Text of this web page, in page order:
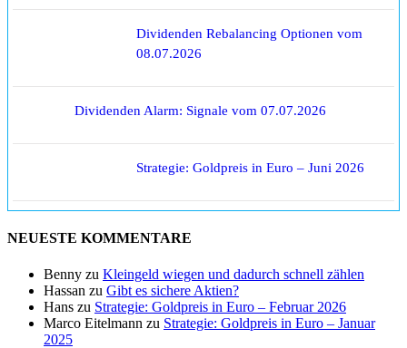
Dividenden Rebalancing Optionen vom
08.07.2026
Dividenden Alarm: Signale vom 07.07.2026
Strategie: Goldpreis in Euro – Juni 2026
NEUESTE KOMMENTARE
Benny zu Kleingeld wiegen und dadurch schnell zählen
Hassan zu Gibt es sichere Aktien?
Hans zu Strategie: Goldpreis in Euro – Februar 2026
Marco Eitelmann zu Strategie: Goldpreis in Euro – Januar
2025